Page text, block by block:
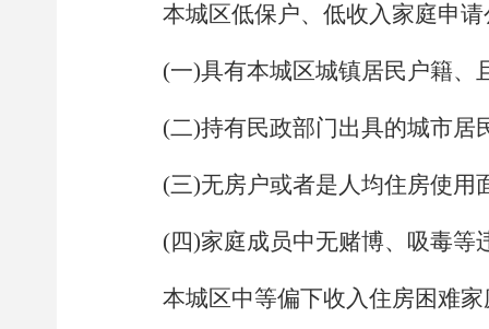
本城区低保户、低收入家庭申
(一)具有本城区城镇居民户籍、
(二)持有民政部门出具的城市居
(三)无房户或者是人均住房使用
(四)家庭成员中无赌博、吸毒等
本城区中等偏下收入住房困难